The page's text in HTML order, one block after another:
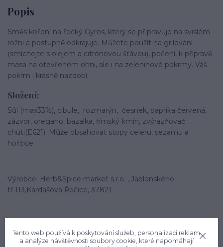
Popis
Směs koření na řecký Gyros, který se připravuje na svislém
rožni a postupně odkrajuje. Můžete použít na grilování
(smíchejte s olejem a citrónovou šťávou), pečení, k přípravě
masa na otevřeném ohni, ale i na zeleninové pokrmy. Váš
pokrm i krásně nazdobí.
Složení:
Sůl (max33%), cibule, rozmarýn, česnek, paprika červená,
zázvor, oregano, bazalka, římský kmín, zvýrazňovač
chuti(E621). Může obsahovat stopy celeru, sezamu a
hořčice.
Výrobce: Herb&Spice market s.r.o. , Jablonského
tř.113,Kardašova Řečice, 37821
Tento web používá k poskytování služeb, personalizaci reklam
a analýze návštěvnosti soubory cookie, které napomáhají